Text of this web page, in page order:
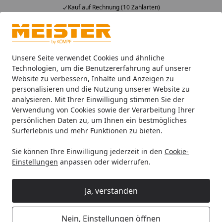
Unsere Seite verwendet Cookies und ähnliche
Technologien, um die Benutzererfahrung auf unserer
Website zu verbessern, Inhalte und Anzeigen zu
personalisieren und die Nutzung unserer Website zu
analysieren. Mit Ihrer Einwilligung stimmen Sie der
Verwendung von Cookies sowie der Verarbeitung Ihrer
persönlichen Daten zu, um Ihnen ein bestmögliches
Surferlebnis und mehr Funktionen zu bieten.
Sie können Ihre Einwilligung jederzeit in den Cookie-
Einstellungen anpassen oder widerrufen.
Ja, verstanden
Nein, Einstellungen öffnen
Kauf auf Rechnung (10 Zahlarten)
Alle Produkte
Mein Konto
Suchen
Startseite
HANDMUSTER MEISTER Parkettboden MeisterParkett.
HANDMUSTER MEISTER
Parkettboden MeisterParkett.
longlife PD 450 9003 Eiche authentic
weiß gekälkt gebürstet
ultramattlackiert